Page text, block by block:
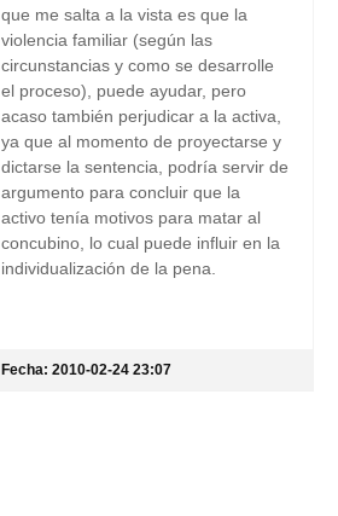
que me salta a la vista es que la
violencia familiar (según las
circunstancias y como se desarrolle
el proceso), puede ayudar, pero
acaso también perjudicar a la activa,
ya que al momento de proyectarse y
dictarse la sentencia, podría servir de
argumento para concluir que la
activo tenía motivos para matar al
concubino, lo cual puede influir en la
individualización de la pena.
Fecha: 2010-02-24 23:07